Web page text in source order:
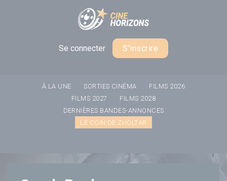
Se connecter S'inscrire
À LA UNE SORTIES CINÉMA
FILMS 2026
FILMS 2027
FILMS 2028
DERNIÈRES BANDES-ANNONCES
LE COIN DE ZHOLTAR
Panneau de gestion des cookies